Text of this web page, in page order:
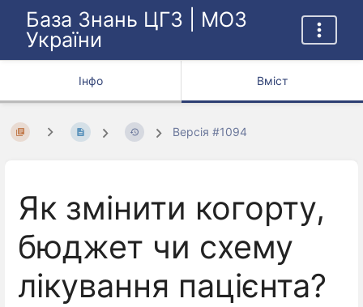
База Знань ЦГЗ | МОЗ
України
Інфо Вміст
Версія #1094
Як змінити когорту,
бюджет чи схему
лікування пацієнта?